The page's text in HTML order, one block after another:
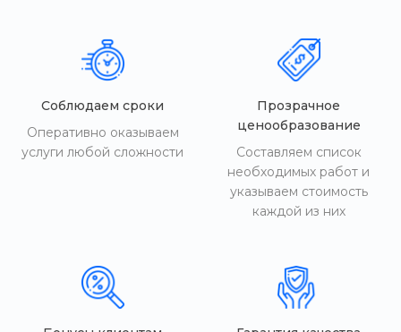
Соблюдаем сроки
Оперативно оказываем
услуги любой сложности
Прозрачное
ценообразование
Составляем список
необходимых работ и
указываем стоимость
каждой из них